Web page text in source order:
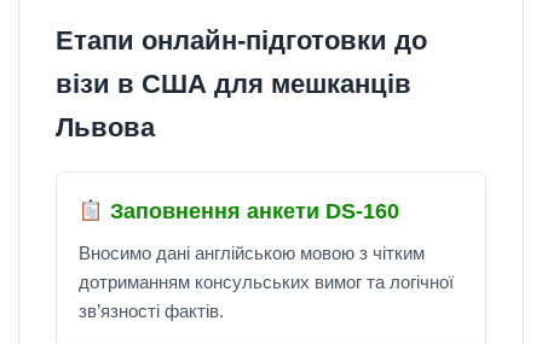
Етапи онлайн-підготовки до
візи в США для мешканців
Львова
Заповнення анкети DS-160
Вносимо дані англійською мовою з чітким
дотриманням консульських вимог та логічної
зв’язності фактів.